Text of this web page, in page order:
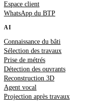
Espace client
WhatsApp du BTP
AI
Connaissance du bâti
Sélection des travaux
Prise de métrés
Détection des ouvrants
Reconstruction 3D
Agent vocal
Projection après travaux